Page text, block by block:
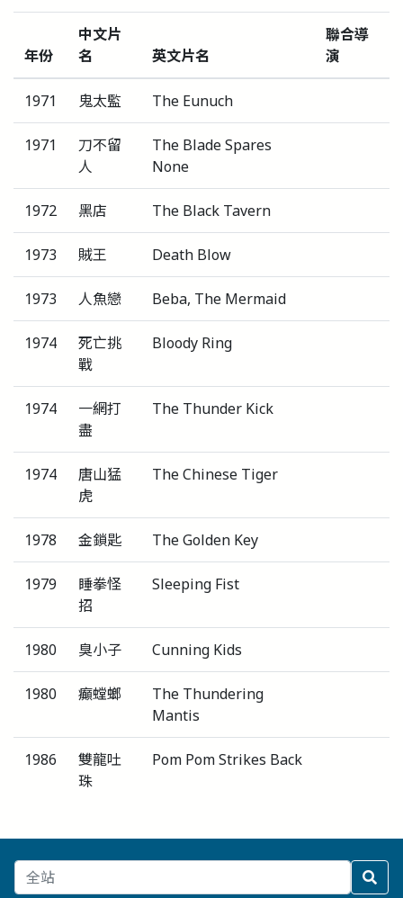
年份
中文片
名
英文片名
聯合導
演
1971 鬼太監 The Eunuch
1971
刀不留
人
The Blade Spares
None
1972 黑店 The Black Tavern
1973 賊王 Death Blow
1973 人魚戀 Beba, The Mermaid
1974
死亡挑
戰
Bloody Ring
1974
一網打
盡
The Thunder Kick
1974
唐山猛
虎
The Chinese Tiger
1978 金鎖匙 The Golden Key
1979
睡拳怪
招
Sleeping Fist
1980 臭小子 Cunning Kids
1980 癲螳螂
The Thundering
Mantis
1986
雙龍吐
珠
Pom Pom Strikes Back